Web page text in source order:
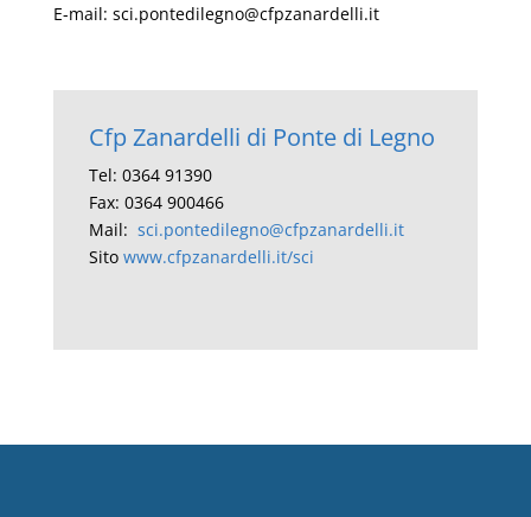
E-mail: sci.pontedilegno@cfpzanardelli.it
Cfp Zanardelli di Ponte di Legno
Tel: 0364 91390
Fax: 0364 900466
Mail: sci.pontedilegno@cfpzanardelli.it
Sito www.cfpzanardelli.it/sci